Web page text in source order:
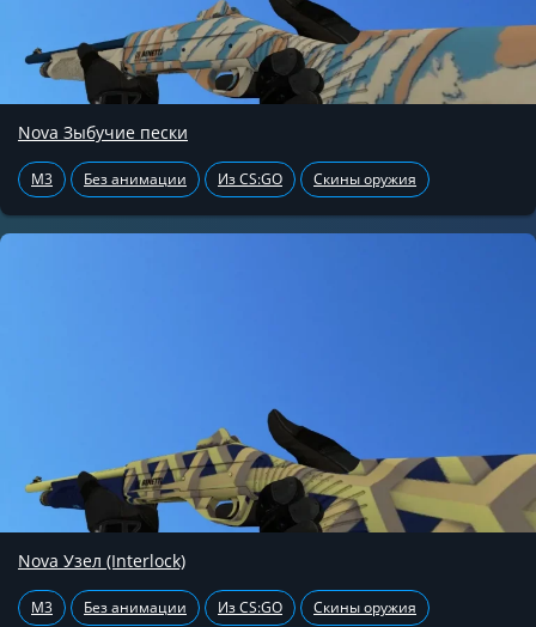
Nova Зыбучие пески
M3 Без анимации Из CS:GO Скины оружия
Nova Узел (Interlock)
M3 Без анимации Из CS:GO Скины оружия